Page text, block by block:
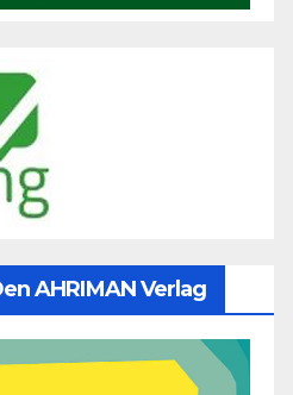
AHRIMAN Verlag